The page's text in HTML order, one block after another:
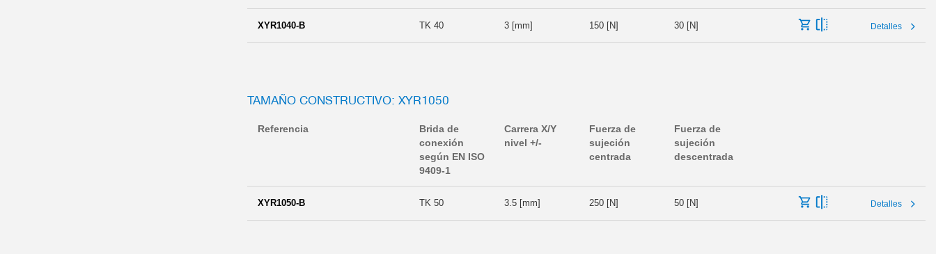
XYR1040-B TK 40 3 [mm] 150 [N] 30 [N] Detalles
TAMAÑO CONSTRUCTIVO: XYR1050
Referencia
Brida de
conexión
según EN ISO
9409-1
Carrera X/Y
nivel +/-
Fuerza de
sujeción
centrada
Fuerza de
sujeción
descentrada
XYR1050-B TK 50 3.5 [mm] 250 [N] 50 [N] Detalles